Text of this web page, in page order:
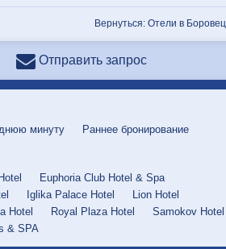
Вернуться: Отели в Боровец
Отправить запрос
минуту Раннее бронирование
Euphoria Club Hotel & Spa
Iglika Palace Hotel
Lion Hotel
Hotel Royal Plaza Hotel
Samokov Hotel
& SPA